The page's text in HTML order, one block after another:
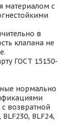
материалом с
в
клапана не
ГОСТ 15150-
нормально
возвратной
BLF24,